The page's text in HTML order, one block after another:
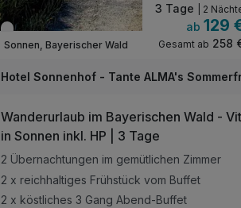
Verfügbar bis Dezember
Sonnen, Bayerischer Wald
3 Tage | 2
ab 129
Gesamt ab 258
Wanderurlaub im Bayerischen Wald -
in Sonnen inkl. HP | 3 Tage
2 Übernachtungen im gemütlichen Zimmer
2 x reichhaltiges Frühstück vom Buffet
2 x köstliches 3 Gang Abend-Buffet